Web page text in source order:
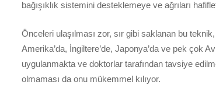
bağışıklık sistemini desteklemeye ve ağrıları
Önceleri ulaşılması zor, sır gibi saklanan bu
Amerika’da, İngiltere’de, Japonya’da ve pek çok
uygulanmakta ve doktorlar tarafından tavsiye
olmaması da onu mükemmel kılıyor.